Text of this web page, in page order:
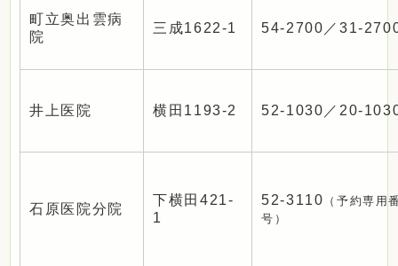
町立奥出雲病
院
三成1622-1 54-2700／31-
井上医院 横田1193-2 52-1030／20-
石原医院分院
下横田421-
1
52-3110 （予約専用
号）